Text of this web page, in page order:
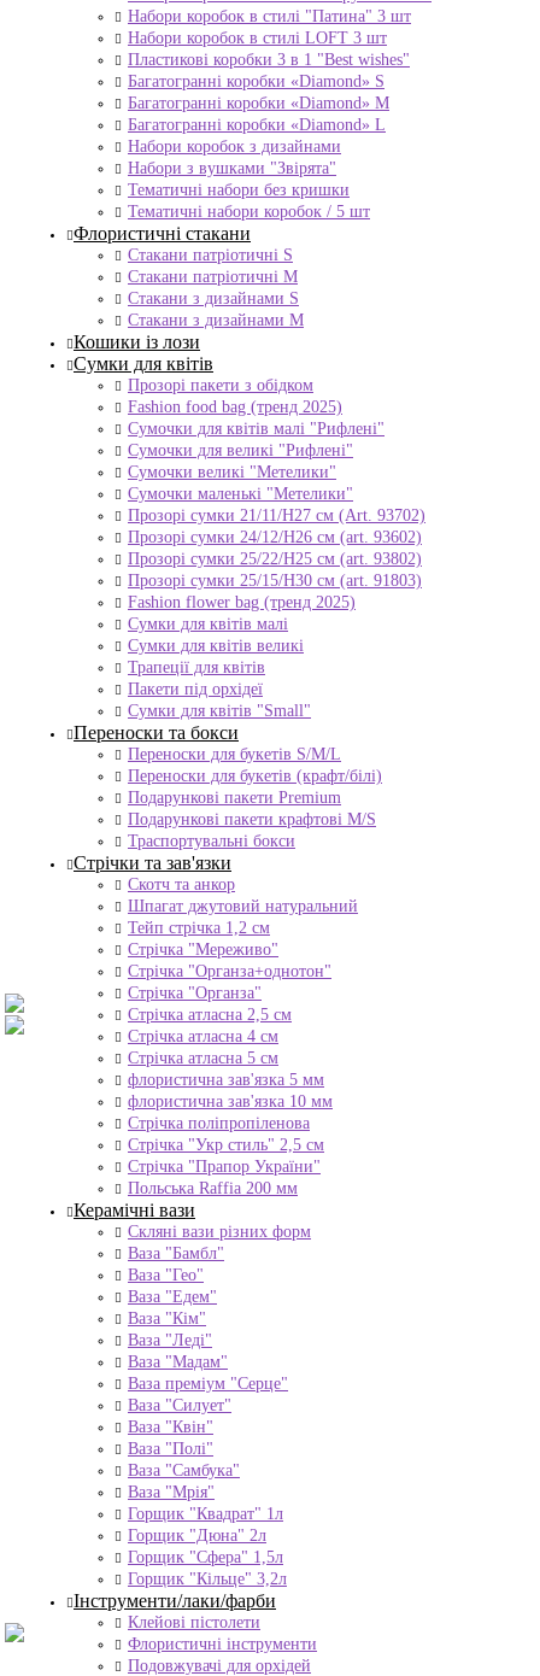
Набори коробок в стилі "Патина" 3 шт
Набори коробок в стилі LOFT 3 шт
Пластикові коробки 3 в 1 "Best wishes"
Багатогранні коробки «Diamond» S
Багатогранні коробки «Diamond» M
Багатогранні коробки «Diamond» L
Набори коробок з дизайнами
Набори з вушками "Звірята"
Тематичні набори без кришки
Тематичні набори коробок / 5 шт
Флористичні стакани
Стакани патріотичні S
Стакани патріотичні М
Стакани з дизайнами S
Стакани з дизайнами М
Кошики із лози
Сумки для квітів
Прозорі пакети з обідком
Fashion food bag (тренд 2025)
Сумочки для квітів малі "Рифлені"
Сумочки для великі "Рифлені"
Сумочки великі "Метелики"
Сумочки маленькі "Метелики"
Прозорі сумки 21/11/H27 см (Art. 93702)
Прозорі сумки 24/12/Н26 см (art. 93602)
Прозорі сумки 25/22/Н25 см (art. 93802)
Прозорі сумки 25/15/Н30 см (art. 91803)
Fashion flower bag (тренд 2025)
Сумки для квітів малі
Сумки для квітів великі
Трапеції для квітів
Пакети під орхідеї
Сумки для квітів "Small"
Переноски та бокси
Переноски для букетів S/M/L
Переноски для букетів (крафт/білі)
Подарункові пакети Premium
Подарункові пакети крафтові M/S
Траспортувальні бокси
Стрічки та зав'язки
Скотч та анкор
Шпагат джутовий натуральний
Тейп стрічка 1,2 см
Стрічка "Мереживо"
Стрічка "Органза+однотон"
Стрічка "Органза"
Стрічка атласна 2,5 см
Стрічка атласна 4 см
Стрічка атласна 5 см
флористична зав'язка 5 мм
флористична зав'язка 10 мм
Стрічка поліпропіленова
Стрічка "Укр стиль" 2,5 см
Стрічка "Прапор України"
Польська Raffia 200 мм
Керамічні вази
Скляні вази різних форм
Ваза "Бамбл"
Ваза "Гео"
Ваза "Едем"
Ваза "Кім"
Ваза "Леді"
Ваза "Мадам"
Ваза преміум "Серце"
Ваза "Силует"
Ваза "Квін"
Ваза "Полі"
Ваза "Самбука"
Ваза "Мрія"
Горщик "Квадрат" 1л
Горщик "Дюна" 2л
Горщик "Сфера" 1,5л
Горщик "Кільце" 3,2л
Інструменти/лаки/фарби
Клейові пістолети
Флористичні інструменти
Подовжувачі для орхідей